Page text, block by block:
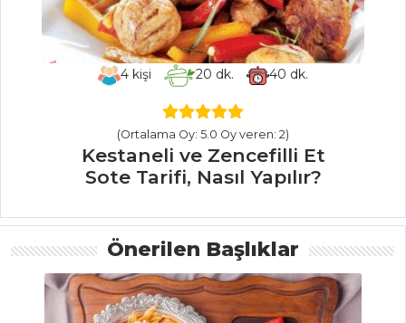
YEMEKLERI
Kuşkonmaz
Üzerine Graten
Tarifi, Nasıl Yapılır?
Balık Kavurma
Tarifi, Nasıl Yapılır?
Somon Tarifi, Nasıl
Yapılır?
Balık Yemekleri
Tüm Tarifleri
4 kişi 20 dk. 40 dk.
(Ortalama Oy: 5.0 Oy veren: 2)
Kestaneli ve Zencefilli Et
Sote Tarifi, Nasıl Yapılır?
Önerilen Başlıklar